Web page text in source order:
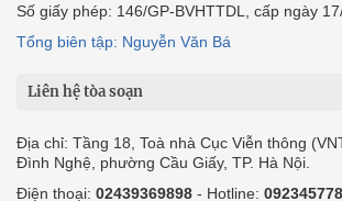
Số giấy phép: 146/GP-BVHTTDL, cấp ngày
Tổng biên tập: Nguyễn Văn Bá
Liên hệ tòa soạn
Địa chỉ: Tầng 18, Toà nhà Cục Viễn thông
Đình Nghệ, phường Cầu Giấy, TP. Hà Nội.
Điện thoại: 02439369898 - Hotline: